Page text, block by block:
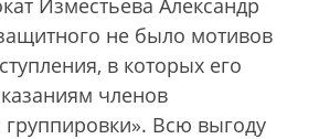
не было мотивов
в которых его
членов
группировки». Всю выгоду